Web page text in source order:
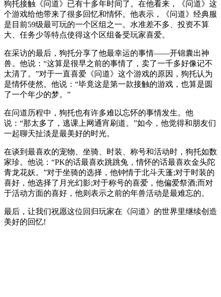
狗托接触《问道》已有十多年时间了。在他看来，《问道》这
个游戏给他带来了很多回忆和情怀。他表示，《问道》经典服
是目前59级最可玩的一个区组之一。水准差不多、投资不算
大、任务少等特点使得这个区组备受玩家喜爱。
在采访的最后，狗托分享了他最幸运的事情——开锦囊出神
兽。他说：“这算是很早之前的事情了，卖了一千多好像记不
太清了。”对于一直喜爱《问道》这个游戏的原因，狗托认为
是情怀使然。他说：“毕竟这是第一款接触的游戏，也算是圆
了一个年少的梦。”
在问道历程中，狗托也有许多难以忘怀的事情发生。他
说：“那太多了，逃课上网通宵刷道。”如今，他觉得和朋友们
一起聊天扯淡是最美好的时光。
在谈到最喜欢的宠物、坐骑、时装、称号和活动时，狗托如数
家珍。他说：“PK的话最喜欢跳跳兔，情怀的话最喜欢金头陀
青龙花妖。”对于坐骑的选择，他钟情于北斗天蓬;对于时装的
喜好，他选择了月光幻影;对于称号的喜爱，他偏爱祭酒;而对
于活动方面的喜好，他则表示之前的年兽活动是最难忘的。
最后，让我们祝愿这位回归玩家在《问道》的世界里继续创造
美好的回忆!